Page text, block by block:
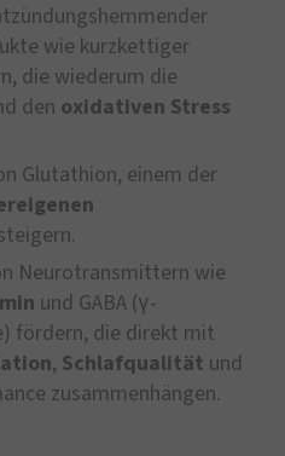
wie kurzkettiger
die wiederum die
den oxidativen Stress
Glutathion, einem der
Neurotransmittern wie
und GABA (γ-
fördern, die direkt mit
, Schlafqualität und
zusammenhängen.